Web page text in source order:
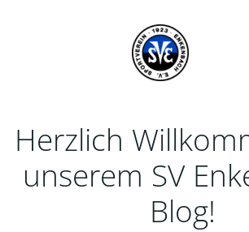
springen
Herzlich
unserem SV
Blog!